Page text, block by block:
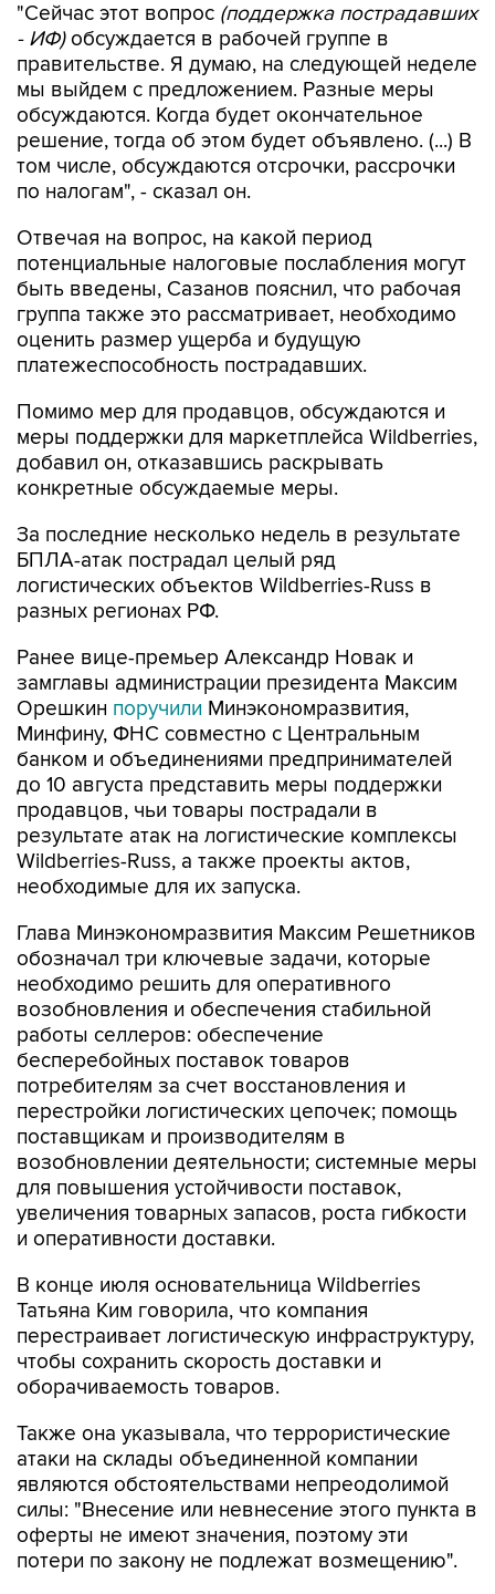
"Сейчас этот вопрос (поддержка пострадавших
- ИФ)обсуждается в рабочей группе в
правительстве. Я думаю, на следующей неделе
мы выйдем с предложением. Разные меры
обсуждаются. Когда будет окончательное
решение, тогда об этом будет объявлено. (...) В
том числе, обсуждаются отсрочки, рассрочки
по налогам", - сказал он.
Отвечая на вопрос, на какой период
потенциальные налоговые послабления могут
быть введены, Сазанов пояснил, что рабочая
группа также это рассматривает, необходимо
оценить размер ущерба и будущую
платежеспособность пострадавших.
Помимо мер для продавцов, обсуждаются и
меры поддержки для маркетплейса Wildberries,
добавил он, отказавшись раскрывать
конкретные обсуждаемые меры.
За последние несколько недель в результате
БПЛА-атак пострадал целый ряд
логистических объектов Wildberries-Russ в
разных регионах РФ.
Ранее вице-премьер Александр Новак и
замглавы администрации президента Максим
Орешкин поручили Минэкономразвития,
Минфину, ФНС совместно с Центральным
банком и объединениями предпринимателей
до 10 августа представить меры поддержки
продавцов, чьи товары пострадали в
результате атак на логистические комплексы
Wildberries-Russ, а также проекты актов,
необходимые для их запуска.
Глава Минэкономразвития Максим Решетников
обозначал три ключевые задачи, которые
необходимо решить для оперативного
возобновления и обеспечения стабильной
работы селлеров: обеспечение
бесперебойных поставок товаров
потребителям за счет восстановления и
перестройки логистических цепочек; помощь
поставщикам и производителям в
возобновлении деятельности; системные меры
для повышения устойчивости поставок,
увеличения товарных запасов, роста гибкости
и оперативности доставки.
В конце июля основательница Wildberries
Татьяна Ким говорила, что компания
перестраивает логистическую инфраструктуру,
чтобы сохранить скорость доставки и
оборачиваемость товаров.
Также она указывала, что террористические
атаки на склады объединенной компании
являются обстоятельствами непреодолимой
силы: "Внесение или невнесение этого пункта в
оферты не имеют значения, поэтому эти
потери по закону не подлежат возмещению".